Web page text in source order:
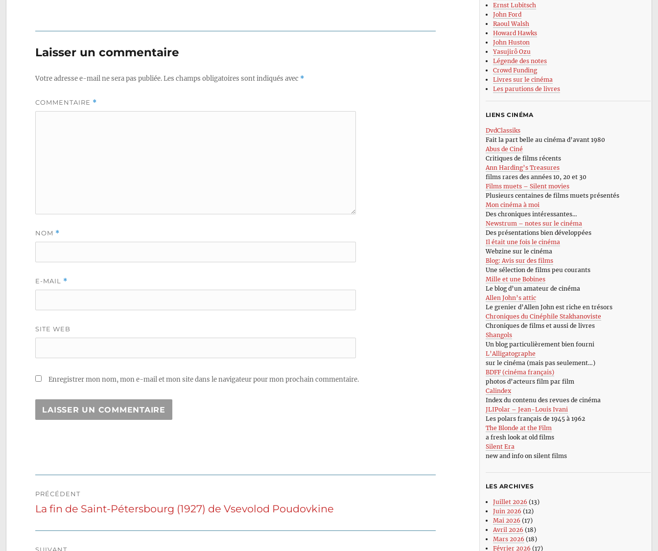
Laisser un commentaire
Votre adresse e-mail ne sera pas publiée.Les champs obligatoires sont indiqués avec *
COMMENTAIRE *
NOM *
E-MAIL *
SITE WEB
Enregistrer mon nom, mon e-mail et mon site dans le navigateur pour mon prochain commentaire.
de
PRÉCÉDENT
Publication
La fin de Saint-Pétersbourg (1927) de Vsevolod Poudovkine
Ernst Lubitsch
John Ford
Raoul Walsh
Howard Hawks
John Huston
Yasujirô Ozu
Légende des notes
Crowd Funding
Livres sur le cinéma
Les parutions de livres
LIENS CINÉMA
DvdClassiks
Fait la part belle au cinéma d’avant 1980
Abus de Ciné
Critiques de films récents
Ann Harding’s Treasures
films rares des années 10, 20 et 30
Films muets – Silent movies
Plusieurs centaines de films muets présentés
Mon cinéma à moi
Des chroniques intéressantes…
Newstrum – notes sur le cinéma
Des présentations bien développées
Il était une fois le cinéma
Webzine sur le cinéma
Blog: Avis sur des films
Une sélection de films peu courants
Mille et une Bobines
Le blog d’un amateur de cinéma
Allen John’s attic
Le grenier d’Allen John est riche en trésors
Chroniques du Cinéphile Stakhanoviste
Chroniques de films et aussi de livres
Shangols
Un blog particulièrement bien fourni
L’Alligatographe
sur le cinéma (mais pas seulement…)
BDFF (cinéma français)
photos d’acteurs film par film
Calindex
Index du contenu des revues de cinéma
JLIPolar – Jean-Louis Ivani
Les polars français de 1945 à 1962
The Blonde at the Film
a fresh look at old films
Silent Era
new and info on silent films
LES ARCHIVES
Juillet 2026 (13)
Juin 2026 (12)
Mai 2026 (17)
Avril 2026 (18)
Mars 2026 (18)
Février 2026 (17)